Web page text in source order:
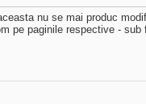
nu se mai produc
pe paginile respective -